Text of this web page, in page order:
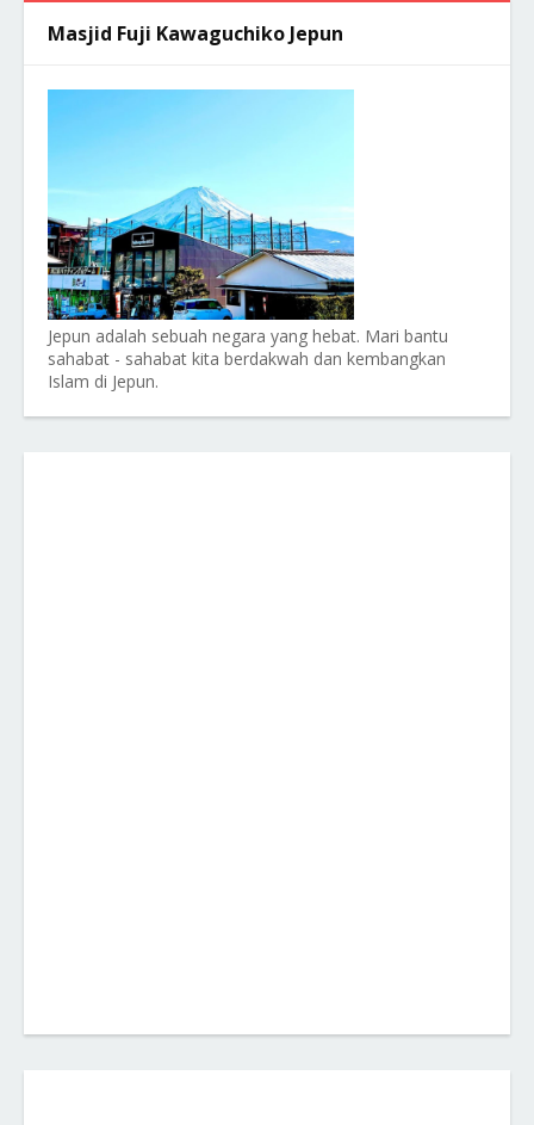
Masjid Fuji Kawaguchiko Jepun
Jepun adalah sebuah negara yang hebat. Mari bantu
sahabat - sahabat kita berdakwah dan kembangkan
Islam di Jepun.